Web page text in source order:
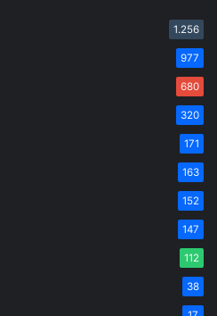
1.256
977
680
320
171
163
152
147
112
38